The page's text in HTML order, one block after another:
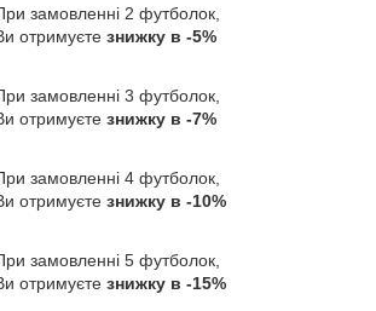
замовленні 2 футболок,
отримуєте знижку в -5%
замовленні 3 футболок,
отримуєте знижку в -7%
замовленні 4 футболок,
отримуєте знижку в -10%
замовленні 5 футболок,
отримуєте знижку в -15%